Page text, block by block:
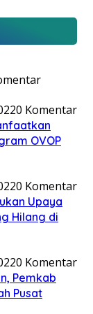
0 Komentar
OVOP
0 Komentar
Upaya
Hilang di
0 Komentar
Pemkab
Pusat